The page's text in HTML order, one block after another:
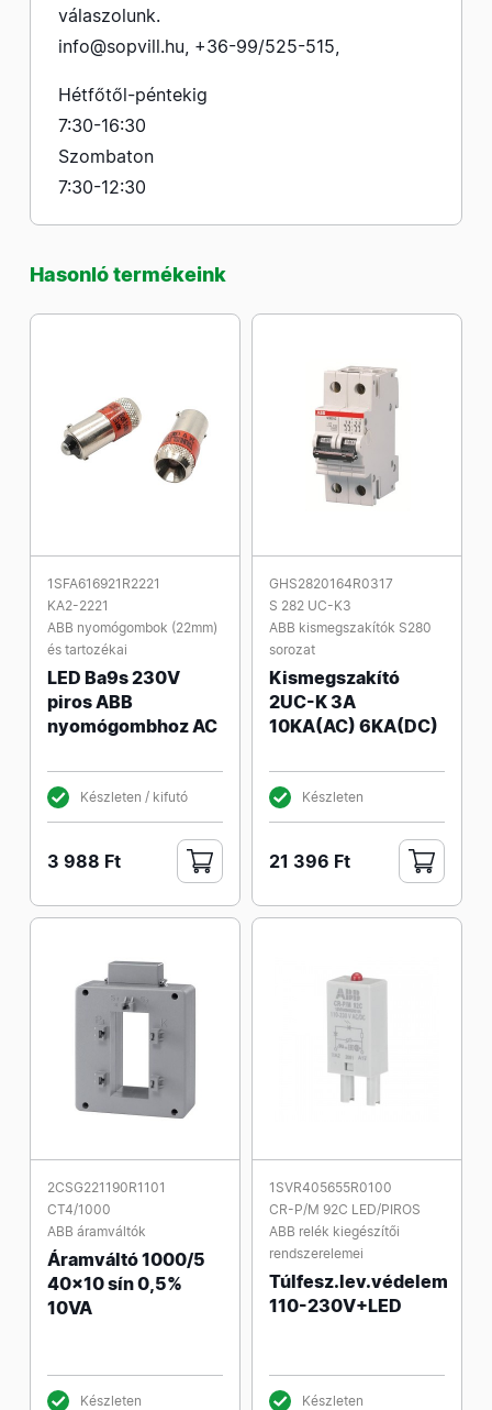
válaszolunk.
info@sopvill.hu, +36-99/525-515,
Hétfőtől-péntekig
7:30-16:30
Szombaton
7:30-12:30
Hasonló termékeink
1SFA616921R2221
KA2-2221
ABB nyomógombok (22mm)
és tartozékai
LED Ba9s 230V
piros ABB
nyomógombhoz AC
Készleten / kifutó
3 988 Ft
GHS2820164R0317
S 282 UC-K3
ABB kismegszakítók S280
sorozat
Kismegszakító
2UC-K 3A
10KA(AC) 6KA(DC)
Készleten
21 396 Ft
2CSG221190R1101
CT4/1000
ABB áramváltók
Áramváltó 1000/5
40x10 sín 0,5%
10VA
Készleten
1SVR405655R0100
CR-P/M 92C LED/PIROS
ABB relék kiegészítői
rendszerelemei
Túlfesz.lev.védelem
110-230V+LED
Készleten